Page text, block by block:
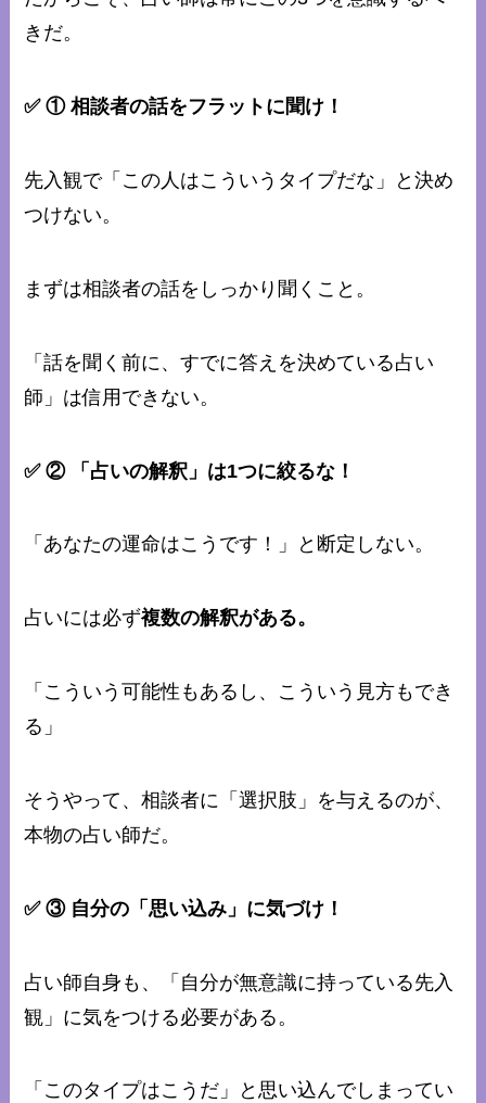
きだ。
✅ ① 相談者の話をフラットに聞け！
先入観で「この人はこういうタイプだな」と決め
つけない。
まずは相談者の話をしっかり聞くこと。
「話を聞く前に、すでに答えを決めている占い
師」は信用できない。
✅ ② 「占いの解釈」は1つに絞るな！
「あなたの運命はこうです！」と断定しない。
占いには必ず複数の解釈がある。
「こういう可能性もあるし、こういう見方もでき
る」
そうやって、相談者に「選択肢」を与えるのが、
本物の占い師だ。
✅ ③ 自分の「思い込み」に気づけ！
占い師自身も、「自分が無意識に持っている先入
観」に気をつける必要がある。
「このタイプはこうだ」と思い込んでしまってい